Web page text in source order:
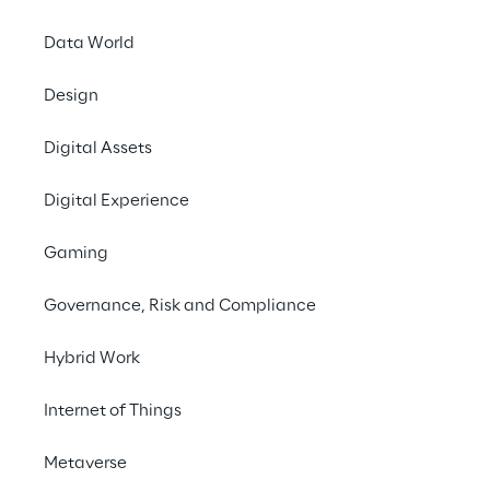
Data World
Design
Digital Assets
Digital Experience
Gaming
Governance, Risk and Compliance
Hybrid Work
Internet of Things
Metaverse
Scopri di più
Customer Focus Applied